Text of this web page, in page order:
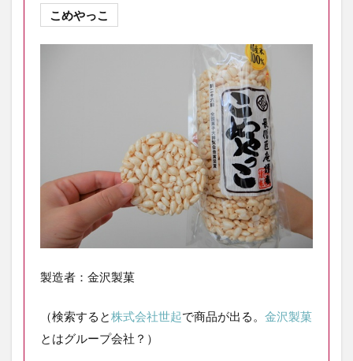
こめやっこ
製造者：金沢製菓
（検索すると株式会社世起で商品が出る。 金沢製菓
とはグループ会社？）